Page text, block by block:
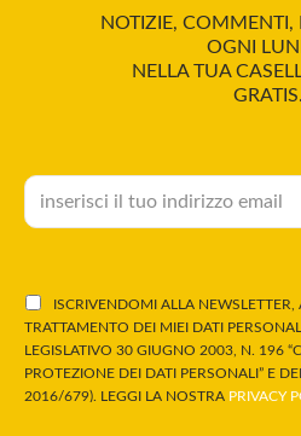
NOTIZIE, COMMENTI,
OGNI
NELLA TUA
GRATIS.
ISCRIVENDOMI ALLA NEWSLETTER,
TRATTAMENTO DEI MIEI DATI
LEGISLATIVO 30 GIUGNO 2003, N. 196
PROTEZIONE DEI DATI PERSONALI” E
2016/679). LEGGI LA NOSTRA PRIVACY